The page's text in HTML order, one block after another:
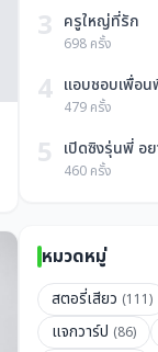
3 ครูใหญ่ที่รัก
698 ครั้ง
4 แอบชอบเพื่อ
479 ครั้ง
5 เปิดซิงรุ่นพี่ อ
460 ครั้ง
หมวดหมู่
สตอรี่เสียว (111)
แจกวาร์ป (86)